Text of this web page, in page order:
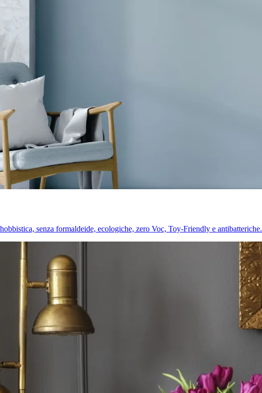
senza formaldeide, ecologiche, zero Voc, Toy-Friendly e antibatteriche.